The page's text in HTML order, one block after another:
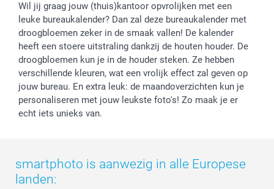
Reviews
Prijslijst
Investor Relations
service@smartphoto.nl
Affiliate partnerprogramma
Partnerships
Influencer partnerprogramma
Huwelijk
Wil jij graag jouw (thuis)kantoor opvrolijken met een
leuke bureaukalender? Dan zal deze bureaukalender met
droogbloemen zeker in de smaak vallen! De kalender
heeft een stoere uitstraling dankzij de houten houder. De
droogbloemen kun je in de houder steken. Ze hebben
verschillende kleuren, wat een vrolijk effect zal geven op
jouw bureau. En extra leuk: de maandoverzichten kun je
personaliseren met jouw leukste foto's! Zo maak je er
echt iets unieks van.
smartphoto is aanwezig in alle Europese
landen: